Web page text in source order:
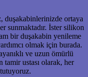
duşakabinlerinizde ortaya
sunmaktadır. İster silikon
bir duşakabin yenileme
olmak için burada.
ve uzun ömürlü
tamir ustası olarak, her